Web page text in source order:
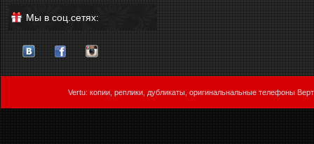
Мы в соц.сетях:
Vertu: копии, реплики, дубликаты, оригинальнальные телефоны